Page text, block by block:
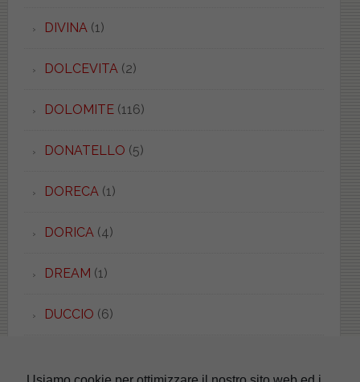
DIVINA (1)
DOLCEVITA (2)
DOLOMITE(116)
DONATELLO (5)
DORECA (1)
DORICA (4)
DREAM (1)
DUCCIO (6)